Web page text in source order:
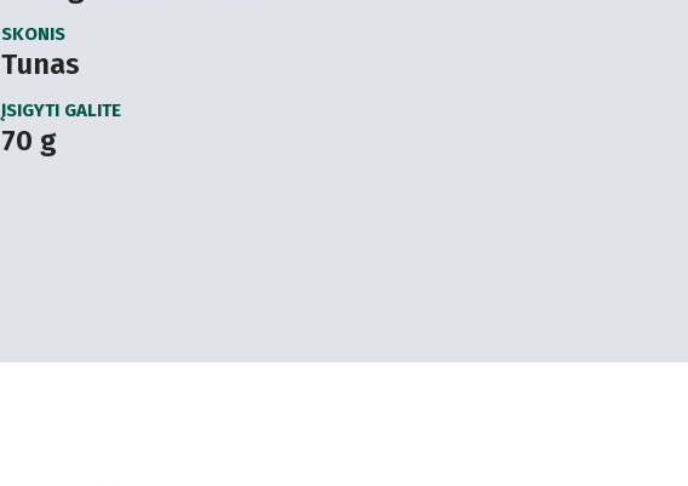
SKONIS
Tunas
ĮSIGYTI GALITE
70 g